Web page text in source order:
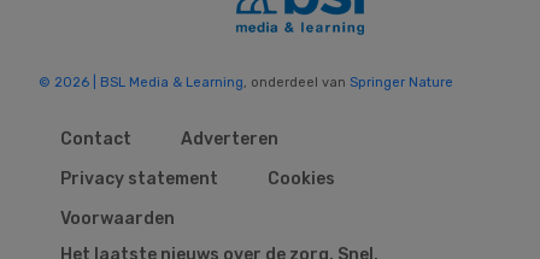
© 2026 | BSL Media & Learning, onderdeel van Springer Nature
Contact
Adverteren
Privacy statement
Cookies
Voorwaarden
Het laatste nieuws over de zorg. Snel,